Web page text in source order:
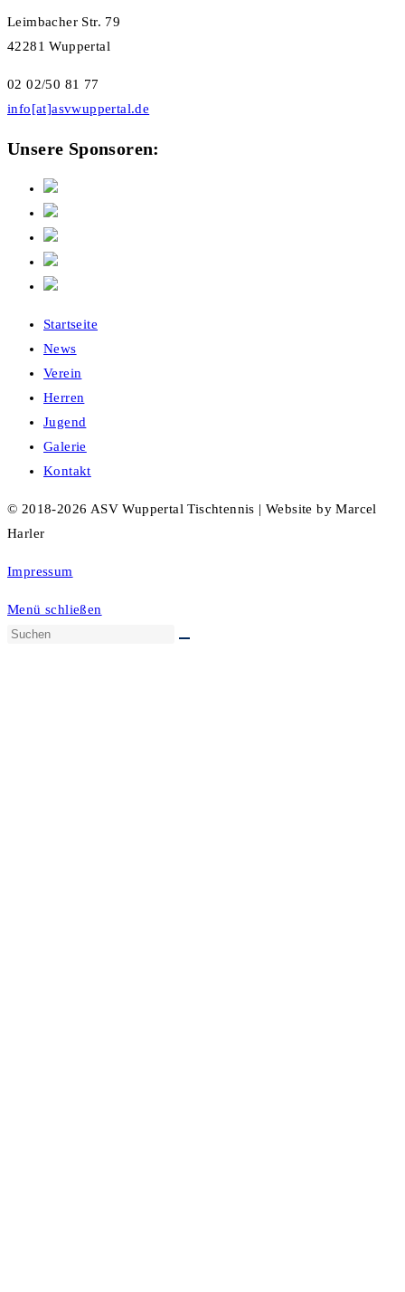
Leimbacher Str. 79
42281 Wuppertal
02 02/50 81 77
info[at]asvwuppertal.de
Unsere Sponsoren:
Startseite
News
Verein
Herren
Jugend
Galerie
Kontakt
© 2018-2026 ASV Wuppertal Tischtennis | Website by Marcel
Harler
Impressum
Menü schließen